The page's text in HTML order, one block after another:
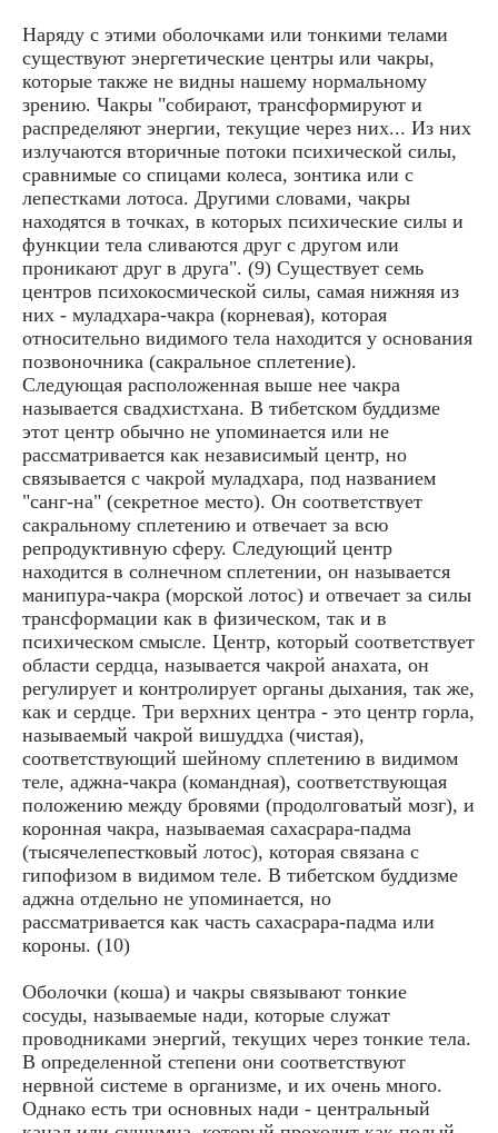
Наряду с этими оболочками или тонкими телами
существуют энергетические центры или чакры,
которые также не видны нашему нормальному
зрению. Чакры "собирают, трансформируют и
распределяют энергии, текущие через них... Из них
излучаются вторичные потоки психической силы,
сравнимые со спицами колеса, зонтика или с
лепестками лотоса. Другими словами, чакры
находятся в точках, в которых психические силы и
функции тела сливаются друг с другом или
проникают друг в друга". (9) Существует семь
центров психокосмической силы, самая нижняя из
них - муладхара-чакра (корневая), которая
относительно видимого тела находится у основания
позвоночника (сакральное сплетение).
Следующая расположенная выше нее чакра
называется свадхистхана. В тибетском буддизме
этот центр обычно не упоминается или не
рассматривается как независимый центр, но
связывается с чакрой муладхара, под названием
"санг-на" (секретное место). Он соответствует
сакральному сплетению и отвечает за всю
репродуктивную сферу. Следующий центр
находится в солнечном сплетении, он называется
манипура-чакра (морской лотос) и отвечает за силы
трансформации как в физическом, так и в
психическом смысле. Центр, который соответствует
области сердца, называется чакрой анахата, он
регулирует и контролирует органы дыхания, так же,
как и сердце. Три верхних центра - это центр горла,
называемый чакрой вишуддха (чистая),
соответствующий шейному сплетению в видимом
теле, аджна-чакра (командная), соответствующая
положению между бровями (продолговатый мозг), и
коронная чакра, называемая сахасрара-падма
(тысячелепестковый лотос), которая связана с
гипофизом в видимом теле. В тибетском буддизме
аджна отдельно не упоминается, но
рассматривается как часть сахасрара-падма или
короны. (10)
Оболочки (коша) и чакры связывают тонкие
сосуды, называемые нади, которые служат
проводниками энергий, текущих через тонкие тела.
В определенной степени они соответствуют
нервной системе в организме, и их очень много.
Однако есть три основных нади - центральный